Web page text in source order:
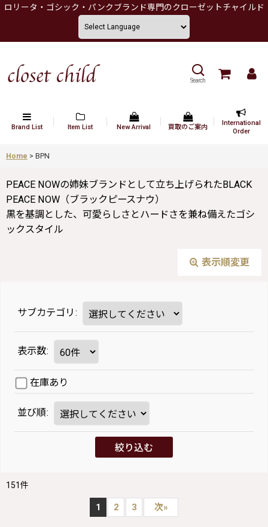
ロリータ・ゴシック・パンクブランド専門のクローゼットチャイルド
Search
Brand List Item List New Arrival 買取のご案内
International
Order
Home > BPN
PEACE NOWの姉妹ブランドとして立ち上げられたBLACK
PEACE NOW（ブラックピースナウ）
黒を基調とした、可愛らしさとハードさを兼ね備えたゴシ
ックスタイル
表示順変更
サブカテゴリ :
表示数:
在庫あり
並び順:
絞り込む
151件
1 2 3 次»